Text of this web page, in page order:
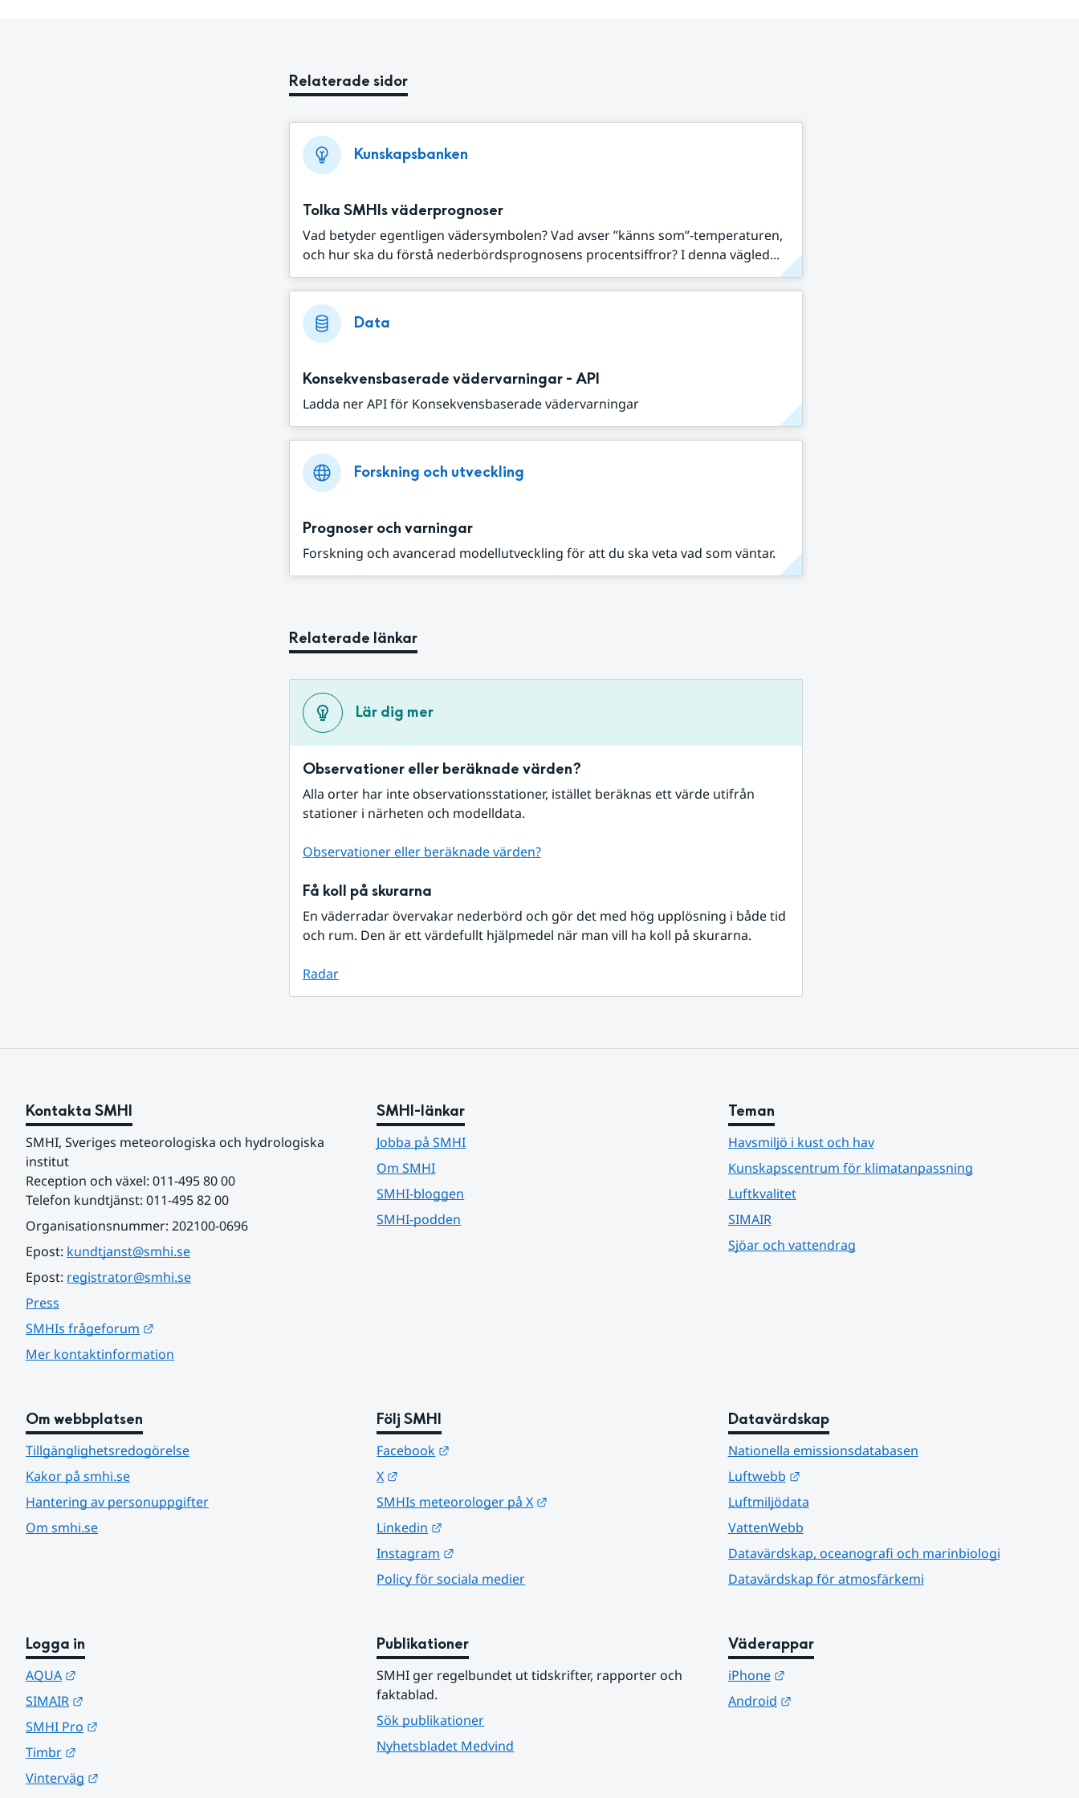
Relaterade sidor
Kunskapsbanken
Tolka SMHIs väderprognoser
Vad betyder egentligen vädersymbolen? Vad avser ”känns som”-temperaturen,
och hur ska du förstå nederbördsprognosens procentsiffror? I denna vägled...
Data
Konsekvensbaserade vädervarningar - API
Ladda ner API för Konsekvensbaserade vädervarningar
Forskning och utveckling
Prognoser och varningar
Forskning och avancerad modellutveckling för att du ska veta vad som väntar.
Relaterade länkar
Lär dig mer
Observationer eller beräknade värden?
Alla orter har inte observationsstationer, istället beräknas ett värde utifrån
stationer i närheten och modelldata.
Observationer eller beräknade värden?
Få koll på skurarna
En väderradar övervakar nederbörd och gör det med hög upplösning i både tid
och rum. Den är ett värdefullt hjälpmedel när man vill ha koll på skurarna.
Radar
Kontakta SMHI
SMHI, Sveriges meteorologiska och hydrologiska
institut
Reception och växel: 011-495 80 00
Telefon kundtjänst: 011-495 82 00
Organisationsnummer: 202100-0696
Epost: kundtjanst@smhi.se
Epost: registrator@smhi.se
Press
SMHIs frågeforum
Mer kontaktinformation
SMHI-länkar
Jobba på SMHI
Om SMHI
SMHI-bloggen
SMHI-podden
Teman
Havsmiljö i kust och hav
Kunskapscentrum för klimatanpassning
Luftkvalitet
SIMAIR
Sjöar och vattendrag
Om webbplatsen
Tillgänglighetsredogörelse
Kakor på smhi.se
Hantering av personuppgifter
Om smhi.se
Följ SMHI
Facebook
X
SMHIs meteorologer på X
Linkedin
Instagram
Policy för sociala medier
Datavärdskap
Nationella emissionsdatabasen
Luftwebb
Länk till annan webbplats.
Luftmiljödata
VattenWebb
Datavärdskap, oceanografi och marinbiologi
Datavärdskap för atmosfärkemi
Logga in
AQUA
SIMAIR
SMHI Pro
Timbr
Vinterväg
Publikationer
SMHI ger regelbundet ut tidskrifter, rapporter och
faktablad.
Sök publikationer
Nyhetsbladet Medvind
Väderappar
iPhone
Länk till annan webbplats.
Android
Länk till annan webbplats.